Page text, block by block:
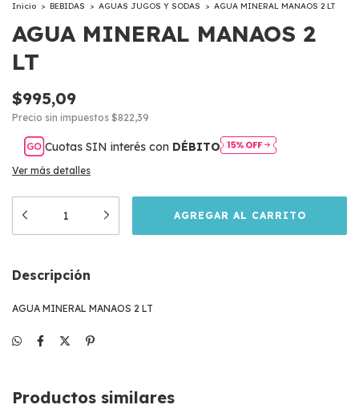
Inicio > BEBIDAS > AGUAS JUGOS Y SODAS > AGUA MINERAL MANAOS 2 LT
AGUA MINERAL MANAOS 2
LT
$995,09
Precio sin impuestos $822,39
Cuotas SIN interés con DÉBITO
Ver más detalles
Descripción
AGUA MINERAL MANAOS 2 LT
Productos similares